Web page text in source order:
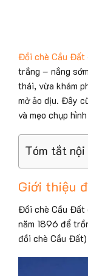
Đồi chè Cầu Đất
trắng – nắng
thái, vừa khám
mờ ảo dịu. Đây
và mẹo chụp
Tóm tắt nội
Giới thiệu
Đồi chè Cầu Đất
năm 1896 để
đồi chè Cầu